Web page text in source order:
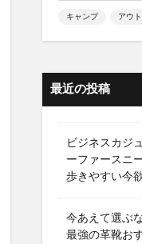
キャンプ アウ
最近の投稿
ビジネスカジ
ーファースニ
歩きやすい今
今あえて選ぶ
最強の革靴お